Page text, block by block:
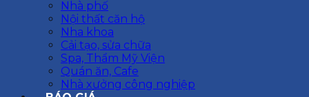
Nhà phố
Nội thất căn hộ
Nha khoa
Cải tạo, sửa chữa
Spa, Thẩm Mỹ Viện
Quán ăn, Cafe
Nhà xưởng công nghiệp